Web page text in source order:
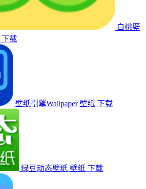
白桃壁
下载
壁纸引擎Wallpaper 壁纸 下载
绿豆动态壁纸 壁纸 下载